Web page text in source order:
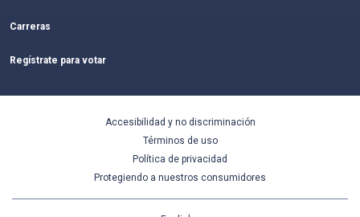
Carreras
Regístrate para votar
Accesibilidad y no discriminación
Términos de uso
Política de privacidad
Protegiendo a nuestros consumidores